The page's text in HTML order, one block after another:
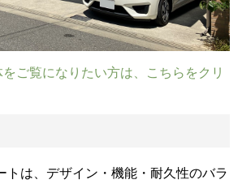
ご覧になりたい方は、こちらをクリ
トは、デザイン・機能・耐久性のバラ